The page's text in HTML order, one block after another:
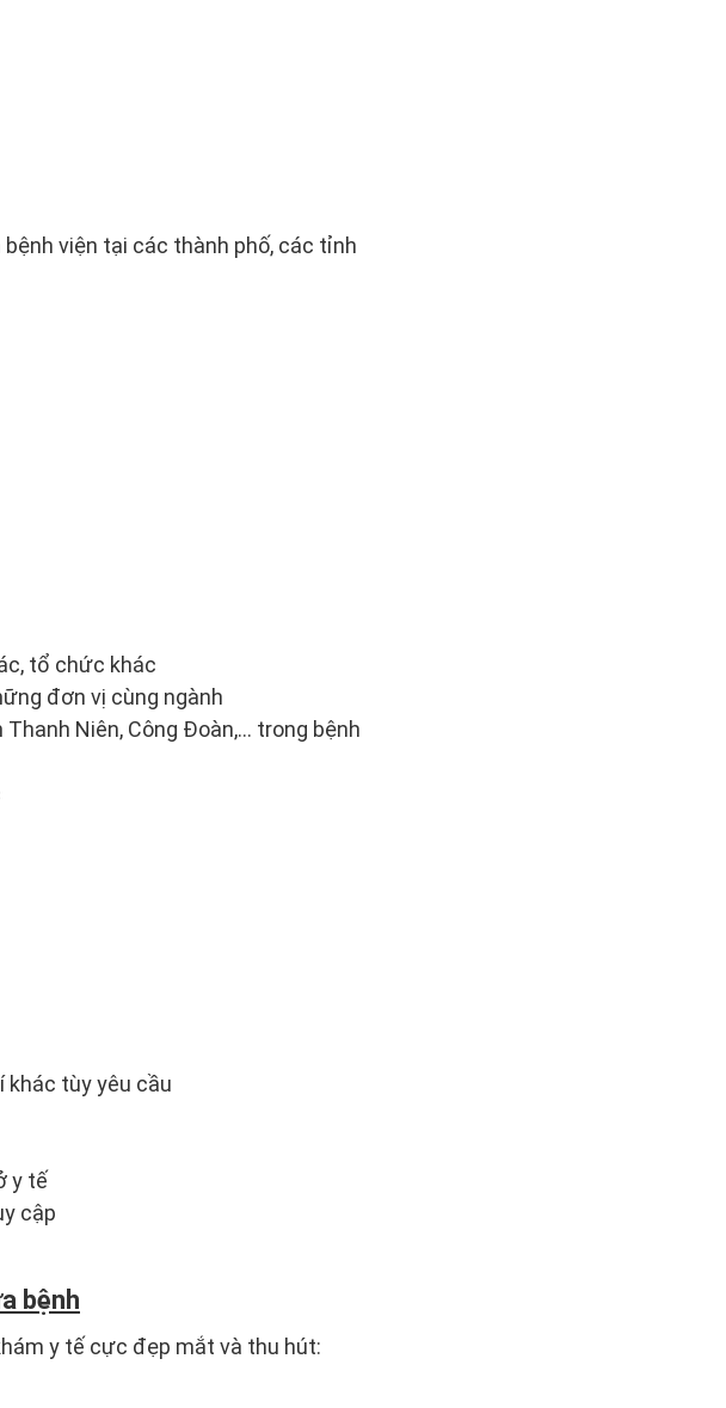
viện tại các thành phố, các tỉnh
tổ chức khác
đơn vị cùng ngành
Niên, Công Đoàn,... trong bệnh
khác tùy yêu cầu
y tế
cập
bệnh
y tế cực đẹp mắt và thu hút: